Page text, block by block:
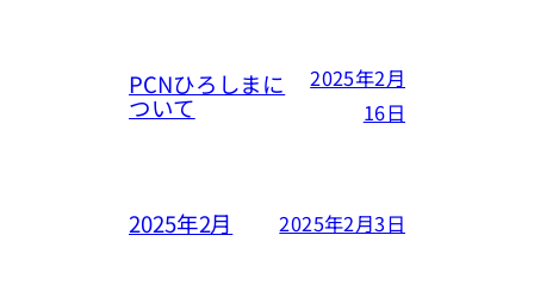
PCNひろしまに
ついて
2025年2月
16日
2025年2月 2025年2月3日